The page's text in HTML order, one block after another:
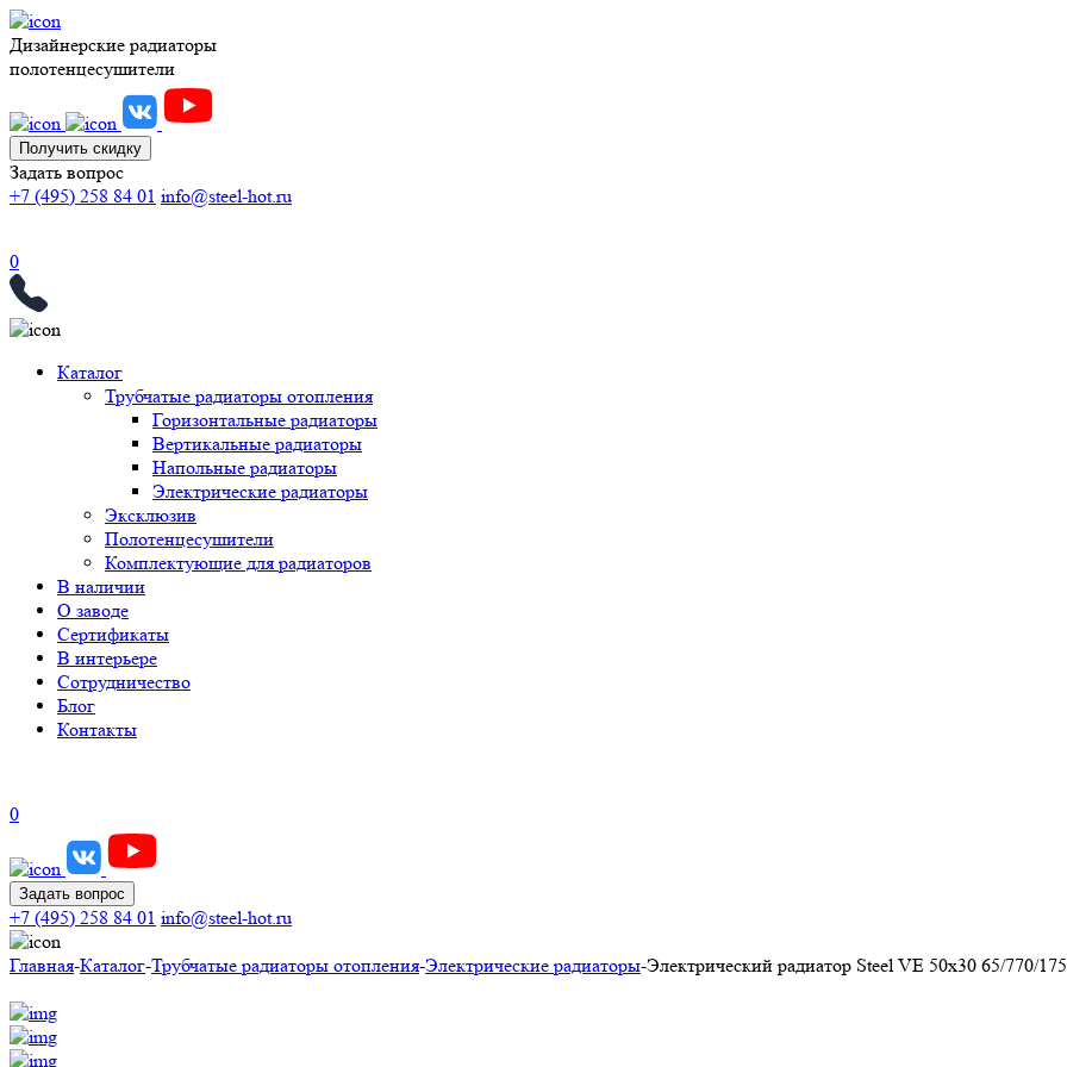
Дизайнерские радиаторы
полотенцесушители
Получить скидку
Задать вопрос
+7 (495) 258 84 01 info@steel-hot.ru
0
Каталог
Трубчатые радиаторы отопления
Горизонтальные радиаторы
Вертикальные радиаторы
Напольные радиаторы
Электрические радиаторы
Эксклюзив
Полотенцесушители
Комплектующие для радиаторов
В наличии
О заводе
Сертификаты
В интерьере
Сотрудничество
Блог
Контакты
0
Задать вопрос
+7 (495) 258 84 01 info@steel-hot.ru
Главная-Каталог-Трубчатые радиаторы отопления-Электрические радиаторы-Электрический радиатор Steel VE 50х30 65/770/